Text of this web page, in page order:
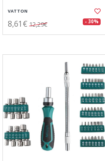
VATTON
8,61€ 12,29€ - 30%